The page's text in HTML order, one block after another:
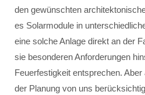
den gewünschten
es Solarmodule in
eine solche Anlage direkt an der
sie besonderen Anforderungen
Feuerfestigkeit entsprechen.
der Planung von uns